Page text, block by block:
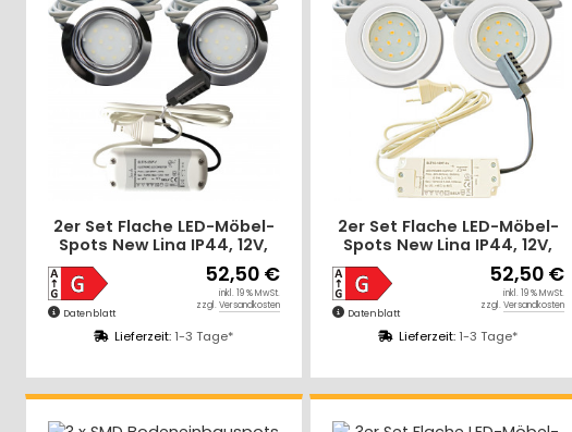
2er Set Flache LED-Möbel-
Spots New Lina IP44, 12V,
2,2W, inklusive Plug & Play
Trafo. Chrom
Lieferzeit:1-3 Tage*
Datenblatt
52,50 €
inkl. 19 % MwSt.
zzgl. Versandkosten
2er Set Flache LED-Möbel-
Spots New Lina IP44, 12V,
2,2W, inklusive Plug & Play
Trafo. Weiß
Lieferzeit:1-3 Tage*
Datenblatt
52,50 €
inkl. 19 % MwSt.
zzgl. Versandkosten